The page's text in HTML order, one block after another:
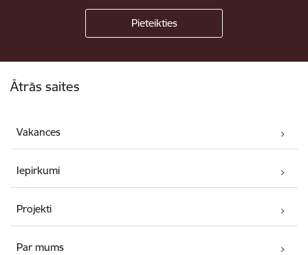
Ātrās saites
Vakances
Iepirkumi
Projekti
Par mums